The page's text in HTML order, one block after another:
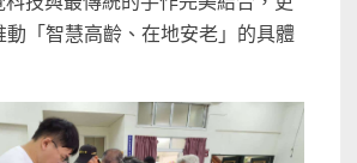
動「智慧高齡、在地安老」的具體